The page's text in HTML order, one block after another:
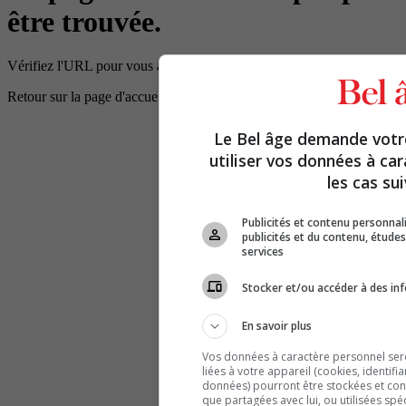
être trouvée.
Vérifiez l'URL pour vous assurer que le chemin d'accès est correct.
Retour sur la page d'accueil
Le Bel âge demande
utiliser vos données à
les cas
Publicités et contenu
publicités et du contenu,
services
Stocker et/ou accéder à des
En savoir plus
Vos données à caractère personnel
liées à votre appareil (cookies,
données) pourront être stockées et
que partagées avec lui, ou utilisées